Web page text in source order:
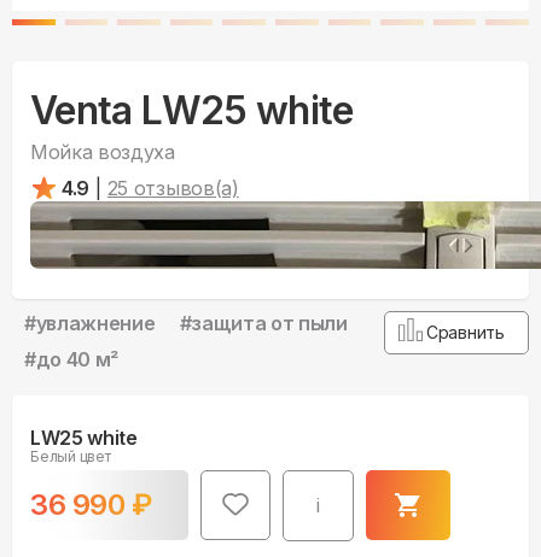
Venta LW25 white
Мойка воздуха
4.9
25 отзывов(а)
#увлажнение #защита от пыли
#до 40 м²
Сравнить
LW25 white
Белый цвет
36 990 ₽ i